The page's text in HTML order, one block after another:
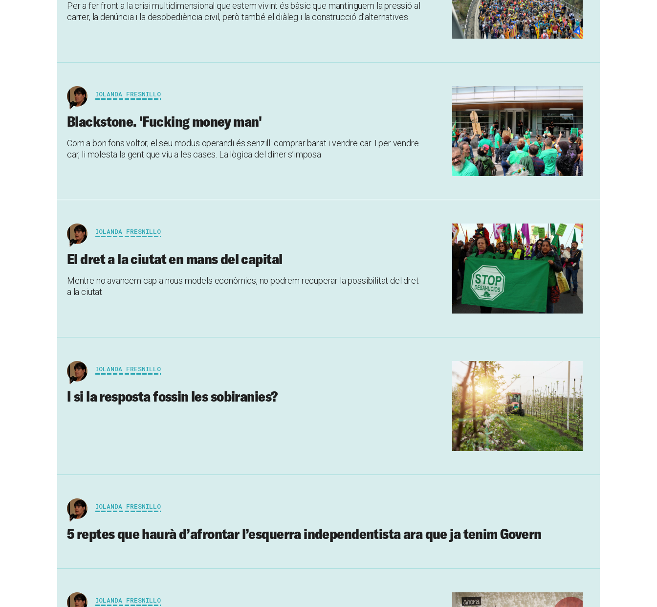
Per a fer front a la crisi multidimensional que estem vivint és bàsic que mantinguem la pressió al
carrer, la denúncia i la desobediència civil, però també el diàleg i la construcció d’alternatives
IOLANDA FRESNILLO
Blackstone. 'Fucking money man'
Com a bon fons voltor, el seu modus operandi és senzill: comprar barat i vendre car. I per vendre
car, li molesta la gent que viu a les cases. La lògica del diner s’imposa
IOLANDA FRESNILLO
El dret a la ciutat en mans del capital
Mentre no avancem cap a nous models econòmics, no podrem recuperar la possibilitat del dret
a la ciutat
IOLANDA FRESNILLO
I si la resposta fossin les sobiranies?
IOLANDA FRESNILLO
5 reptes que haurà d’afrontar l’esquerra independentista ara que ja tenim Govern
IOLANDA FRESNILLO